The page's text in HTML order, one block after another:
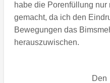
habe die Porenfüllung
gemacht, da ich den
Bewegungen das
herauszuwischen.
Den